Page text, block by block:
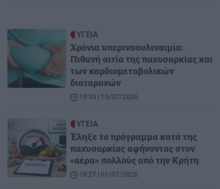
ΥΓΕΙΑ
Χρόνια υπερινσουλιναιμία:
Πιθανή αιτία της παχυσαρκίας και
των καρδιομεταβολικών
διαταραχών
19:33 | 15/07/2026
ΥΓΕΙΑ
Έληξε το πρόγραμμα κατά της
παχυσαρκίας αφήνοντας στον
«αέρα» πολλούς από την Κρήτη
18:27 | 01/07/2026